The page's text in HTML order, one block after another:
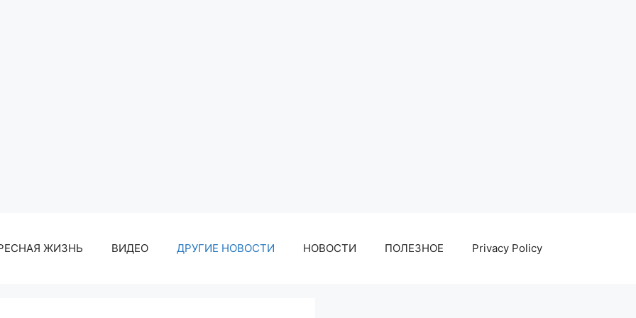
ЖИЗНЬ ВИДЕО ДРУГИЕ НОВОСТИ НОВОСТИ ПОЛЕЗНОЕ Privacy Policy